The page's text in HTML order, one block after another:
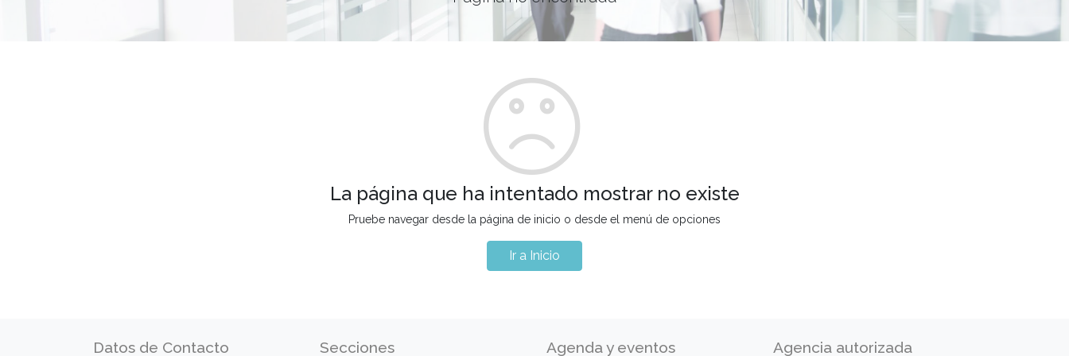
La página que ha intentado mostrar no existe
Pruebe navegar desde la página de inicio o desde el menú de opciones
Ir a Inicio
Datos de Contacto Secciones Agenda y eventos Agencia autorizada